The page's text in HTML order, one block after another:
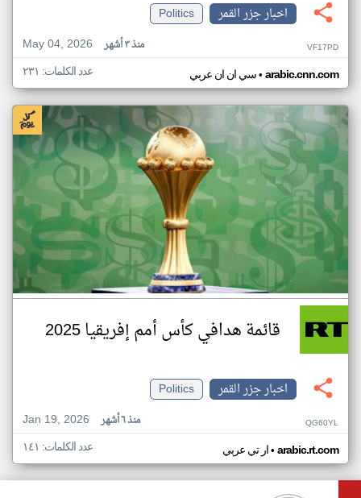
اخبار جزر القمر
Politics
May 04, 2026
منذ ٣ أشهر VF17PD
سي ان ان عربي• arabic.cnn.com عدد الكلمات: ٢٣١
قائمة هدافي كأس أمم إفريقيا 2025
اخبار جزر القمر
Politics
Jan 19, 2026
منذ ٦ أشهر QG60YL
ار تي عربي• arabic.rt.com عدد الكلمات: ١٤١